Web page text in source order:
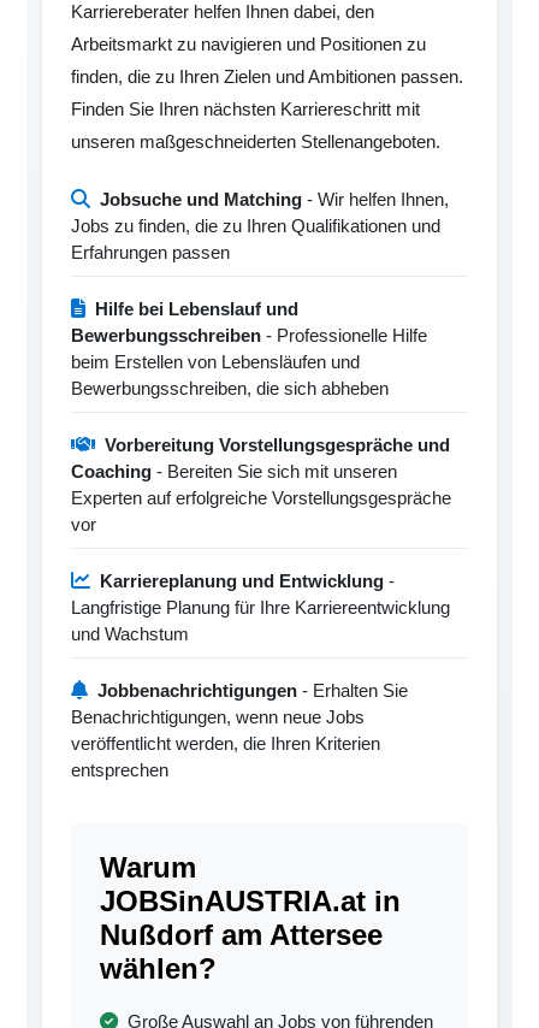
Karriereberater helfen Ihnen dabei, den
Arbeitsmarkt zu navigieren und Positionen zu
finden, die zu Ihren Zielen und Ambitionen passen.
Finden Sie Ihren nächsten Karriereschritt mit
unseren maßgeschneiderten Stellenangeboten.
Jobsuche und Matching - Wir helfen Ihnen,
Jobs zu finden, die zu Ihren Qualifikationen und
Erfahrungen passen
Hilfe bei Lebenslauf und
Bewerbungsschreiben - Professionelle Hilfe
beim Erstellen von Lebensläufen und
Bewerbungsschreiben, die sich abheben
Vorbereitung Vorstellungsgespräche und
Coaching - Bereiten Sie sich mit unseren
Experten auf erfolgreiche Vorstellungsgespräche
vor
Karriereplanung und Entwicklung -
Langfristige Planung für Ihre Karriereentwicklung
und Wachstum
Jobbenachrichtigungen - Erhalten Sie
Benachrichtigungen, wenn neue Jobs
veröffentlicht werden, die Ihren Kriterien
entsprechen
Warum
JOBSinAUSTRIA.at in
Nußdorf am Attersee
wählen?
Große Auswahl an Jobs von führenden